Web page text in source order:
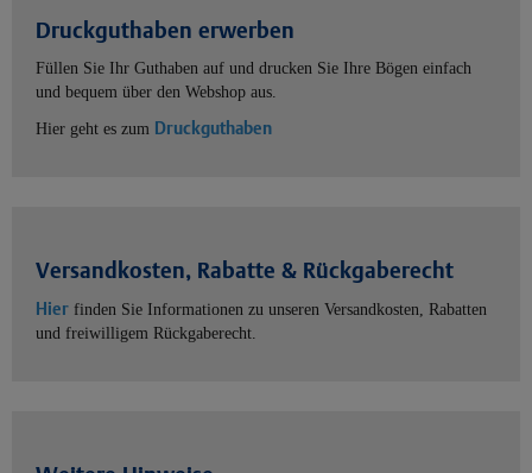
Druckguthaben erwerben
Füllen Sie Ihr Guthaben auf und drucken Sie Ihre Bögen einfach
und bequem über den Webshop aus.
Hier geht es zum Druckguthaben
Versandkosten, Rabatte & Rückgaberecht
Hier finden Sie Informationen zu unseren Versandkosten, Rabatten
und freiwilligem Rückgaberecht.